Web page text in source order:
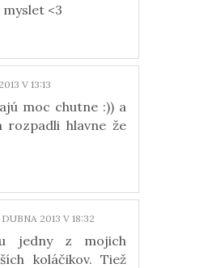
<3
V 13:13
moc chutne :)) a
rozpadli hlavne že
DUBNA 2013 V 18:32
jedny z mojich
koláčikov. Tiež